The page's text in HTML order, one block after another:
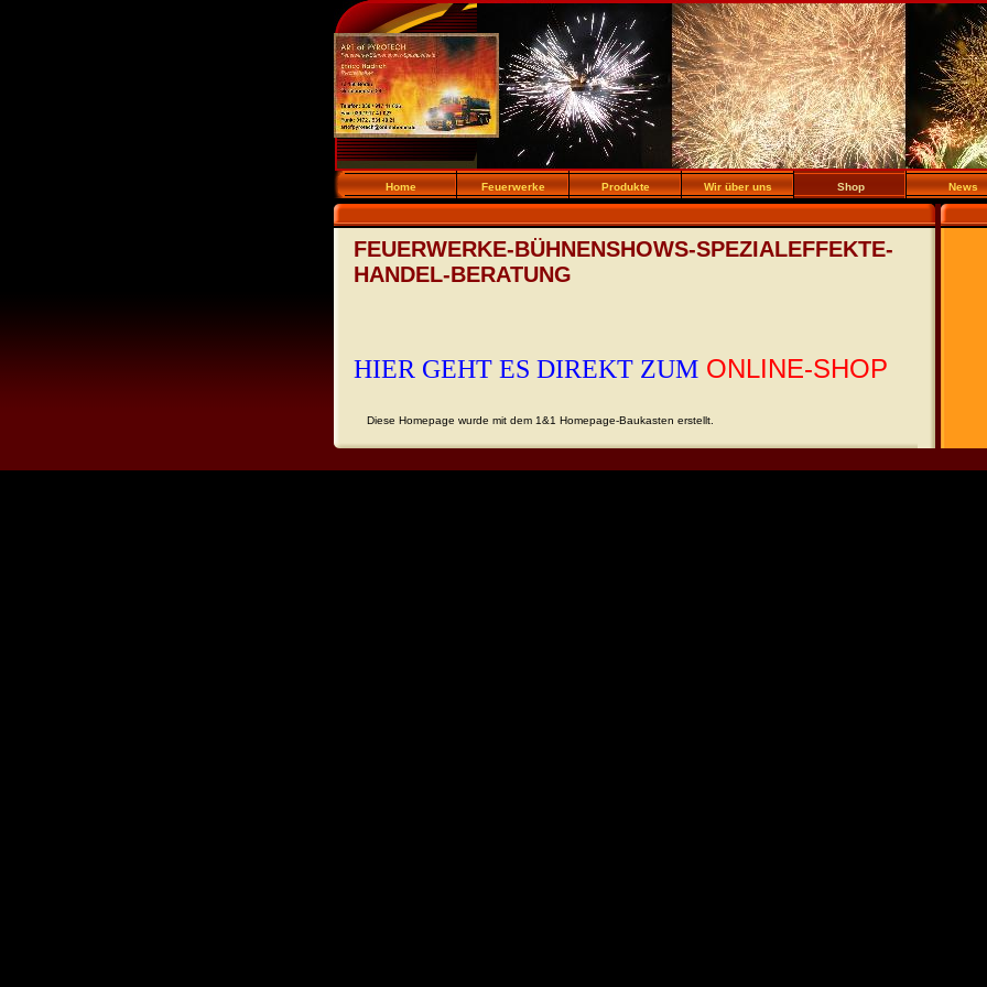
Home Feuerwerke Produkte Wir über uns Shop News
FEUERWERKE-BÜHNENSHOWS-SPEZIALEFFEKTE-
HANDEL-BERATUNG
HIER GEHT ES DIREKT ZUM ONLINE-SHOP
Diese Homepage wurde mit dem 1&1 Homepage-Baukasten erstellt.